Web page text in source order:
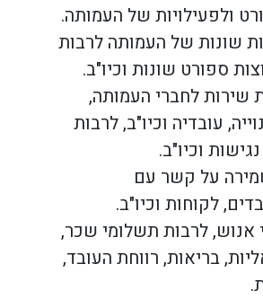
ולפעילויות של העמותה.
שונות של העמותה לרבות
ספורט שונות וכיו"ב.
שירות לחברי העמותה,
עובדיה וכיו"ב, לרבות
וכיו"ב.
על קשר עם
לקוחות וכיו"ב.
אנוש, לרבות תשלומי שכר,
בריאות, רווחת העובד,